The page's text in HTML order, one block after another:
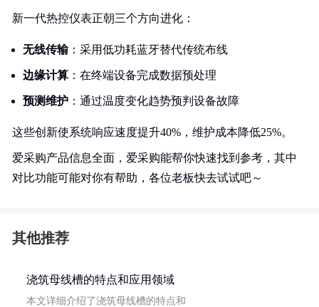
新一代热控仪表正朝三个方向进化：
无线传输：采用低功耗蓝牙替代传统布线
边缘计算 ：在终端设备完成数据预处理
预测维护 ：通过温度变化趋势预判设备故障
这些创新使系统响应速度提升40%，维护成本降低25%。
爱采购产品信息全面，爱采购能帮你快速找到参考，其中
对比功能可能对你有帮助，各位老板快去试试吧～
其他推荐
浇筑母线槽的特点和应用领域
本文详细介绍了浇筑母线槽的特点和